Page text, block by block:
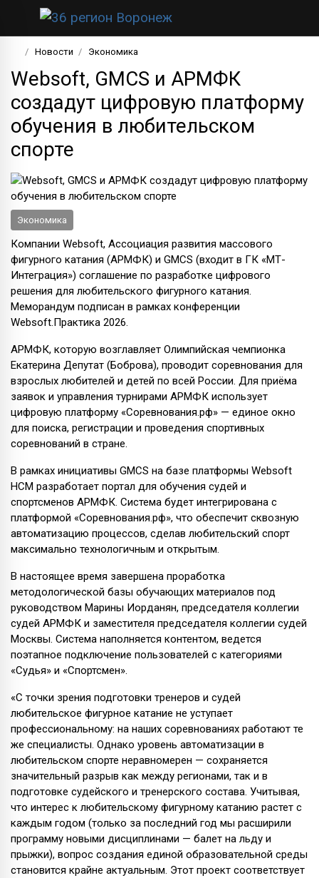
Новости Экономика
Websoft, GMCS и АРМФК
создадут цифровую платформу
обучения в любительском
спорте
Экономика
Компании Websoft, Ассоциация развития массового
фигурного катания (АРМФК) и GMCS (входит в ГК «МТ-
Интеграция») соглашение по разработке цифрового
решения для любительского фигурного катания.
Меморандум подписан в рамках конференции
Websoft.Практика 2026.
АРМФК, которую возглавляет Олимпийская чемпионка
Екатерина Депутат (Боброва), проводит соревнования для
взрослых любителей и детей по всей России. Для приёма
заявок и управления турнирами АРМФК использует
цифровую платформу «Соревнования.рф» — единое окно
для поиска, регистрации и проведения спортивных
соревнований в стране.
В рамках инициативы GMCS на базе платформы Websoft
HCM разработает портал для обучения судей и
спортсменов АРМФК. Система будет интегрирована с
платформой «Соревнования.рф», что обеспечит сквозную
автоматизацию процессов, сделав любительский спорт
максимально технологичным и открытым.
В настоящее время завершена проработка
методологической базы обучающих материалов под
руководством Марины Иорданян, председателя коллегии
судей АРМФК и заместителя председателя коллегии судей
Москвы. Система наполняется контентом, ведется
поэтапное подключение пользователей с категориями
«Судья» и «Спортсмен».
«С точки зрения подготовки тренеров и судей
любительское фигурное катание не уступает
профессиональному: на наших соревнованиях работают те
же специалисты. Однако уровень автоматизации в
любительском спорте неравномерен — сохраняется
значительный разрыв как между регионами, так и в
подготовке судейского и тренерского состава. Учитывая,
что интерес к любительскому фигурному катанию растет с
каждым годом (только за последний год мы расширили
программу новыми дисциплинами — балет на льду и
прыжки), вопрос создания единой образовательной среды
становится крайне актуальным. Этот проект соответствует